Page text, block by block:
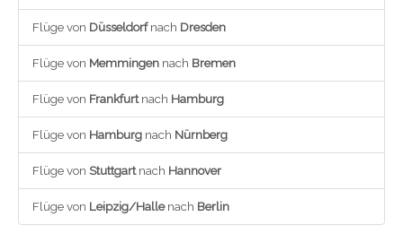
Flüge von Düsseldorfnach Dresden
Flüge von Memmingen nach Bremen
Flüge von Frankfurtnach Hamburg
Flüge von Hamburg nach Nürnberg
Flüge von Stuttgartnach Hannover
Flüge von Leipzig/Hallenach Berlin